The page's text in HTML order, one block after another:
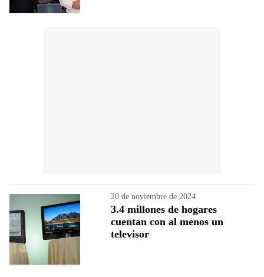
20 de noviembre de 2024
3.4 millones de hogares
cuentan con al menos un
televisor